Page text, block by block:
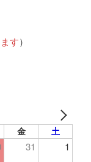
す）
金 土
31 1